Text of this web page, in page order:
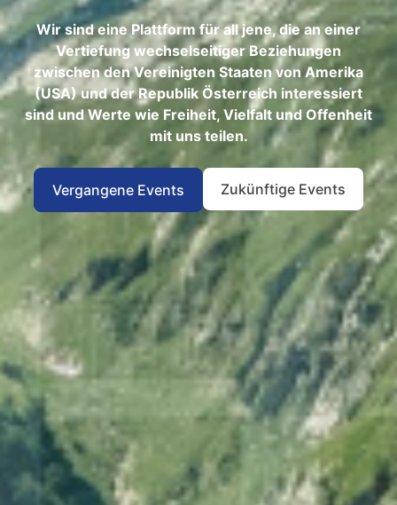
Wir sind eine Plattform für all jene, die an einer
Vertiefung wechselseitiger Beziehungen
zwischen den Vereinigten Staaten von Amerika
(USA) und der Republik Österreich interessiert
sind und Werte wie Freiheit, Vielfalt und Offenheit
mit uns teilen.
Vergangene Events Zukünftige Events